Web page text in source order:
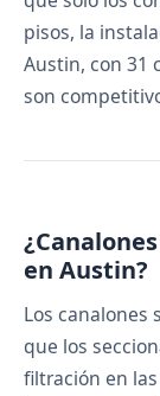
pisos, la
Austin, con 31
son
en Austin?
Los canalones
que los
filtración en